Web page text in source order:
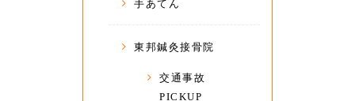
手あてん
東邦鍼灸接骨院
交通事故
PICKUP